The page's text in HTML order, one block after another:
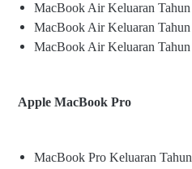
MacBook Air Keluaran Tahun
MacBook Air Keluaran
MacBook Air Keluaran
Apple MacBook Pro
MacBook Pro Keluaran